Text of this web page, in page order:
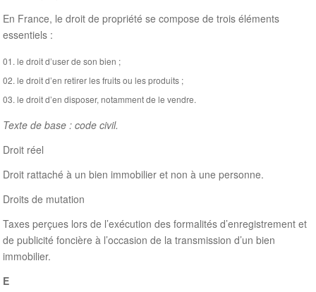
En France, le droit de propriété se compose de trois éléments
essentiels :
le droit d’user de son bien ;
le droit d’en retirer les fruits ou les produits ;
le droit d’en disposer, notamment de le vendre.
Texte de base : code civil.
Droit réel
Droit rattaché à un bien immobilier et non à une personne.
Droits de mutation
Taxes perçues lors de l’exécution des formalités d’enregistrement et
de publicité foncière à l’occasion de la transmission d’un bien
immobilier.
E